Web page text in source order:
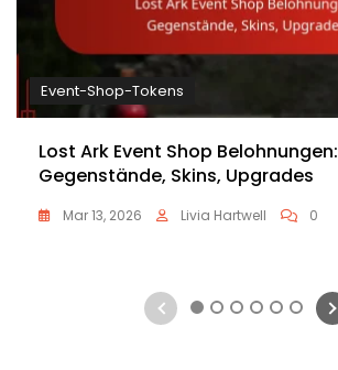
Event-Shop-Tokens
Lost Ark Event Shop Belohnungen:
Gegenstände, Skins, Upgrades
Mar 13, 2026 Livia Hartwell 0
1 2 3 4 5 6